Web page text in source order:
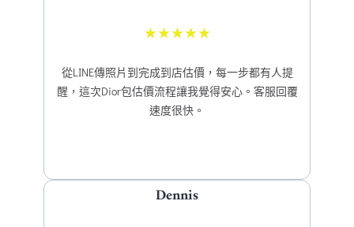
★★★★★
從LINE傳照片到完成到店估價，每一步都有人提
醒，這次Dior包估價流程讓我覺得安心。客服回覆
速度很快。
Dennis